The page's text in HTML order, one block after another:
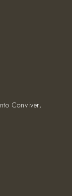
Conviver,